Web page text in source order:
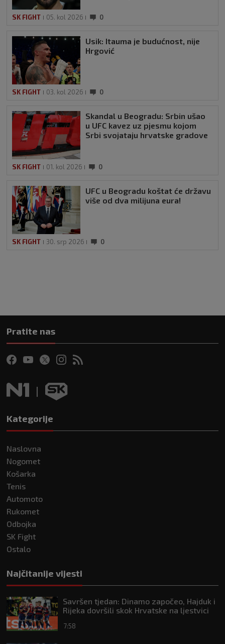
SK FIGHT 05. kol 2026 0
Usik: Itauma je budućnost, nije
Hrgović
SK FIGHT 03. kol 2026 0
Skandal u Beogradu: Srbin ušao
u UFC kavez uz pjesmu kojom
Srbi svojataju hrvatske gradove
SK FIGHT 01. kol 2026 0
UFC u Beogradu koštat će državu
više od dva milijuna eura!
SK FIGHT 30. srp 2026 0
Pratite nas
Kategorije
Naslovna
Nogomet
Košarka
Tenis
Automoto
Rukomet
Odbojka
SK Fight
Ostalo
Najčitanije vijesti
Savršen tjedan: Dinamo započeo, Hajduk i
Rijeka dovršili skok Hrvatske na ljestvici
7:58